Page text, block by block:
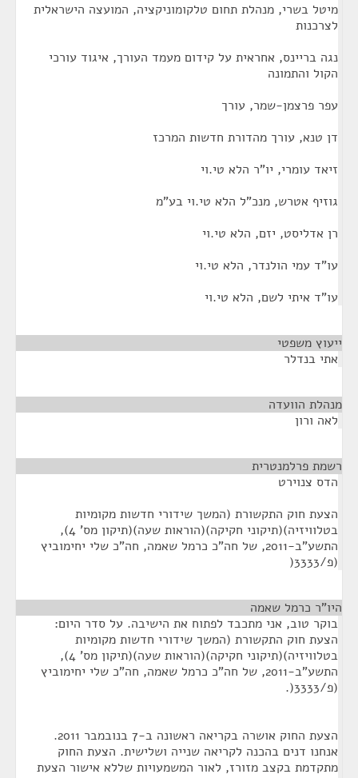
מיטל בשרי, מנהלת תחום טלקומוניקציה, המועצה הישראלית
לצרכנות
נגה בריינס, אחראית על קידום מעמד העורך, איגוד עורכי
הקול והתמונה
עפר פרצמן-שמר, עורך
דן טנא, עורך מהדורת חדשות המרכז
זיאד עומרי, יו"ר הלא טי.וי
גוזיף אטרש, מנכ"ל הלא טי.וי בע"מ
רן אדליסט, יזם, הלא טי.וי
עו"ד עמי הולנדר, הלא טי.וי
עו"ד איתי לשם, הלא טי.וי
ייעוץ משפטי
אתי בנדלר
מנהלת הוועדה
לאה ורון
רשמת פרלמנטרית
הדס צנוירט
הצעת חוק התקשורת (המשך שידורי חדשות מקומיות
בטלוויזיה)(תיקוני חקיקה)(הוראות שעה)(תיקון מס' 4),
התשע"ב-2011, של חה"כ כרמל שאמה, חה"כ שלי יחימוביץ
(פ/3333(
היו"ר כרמל שאמה
בוקר טוב, אני מתכבד לפתוח את הישיבה. על סדר היום:
הצעת חוק התקשורת (המשך שידורי חדשות מקומיות
בטלוויזיה)(תיקוני חקיקה)(הוראות שעה)(תיקון מס' 4),
התשע"ב-2011, של חה"כ כרמל שאמה, חה"כ שלי יחימוביץ
(פ/3333(.
הצעת החוק אושרה בקריאה ראשונה ב-7 בנובמבר 2011.
אנחנו דנים בהכנה לקריאה שנייה ושלישית. הצעת החוק
מתקדמת בקצב מזורז, לאור המשמעויות שללא אישור הצעת